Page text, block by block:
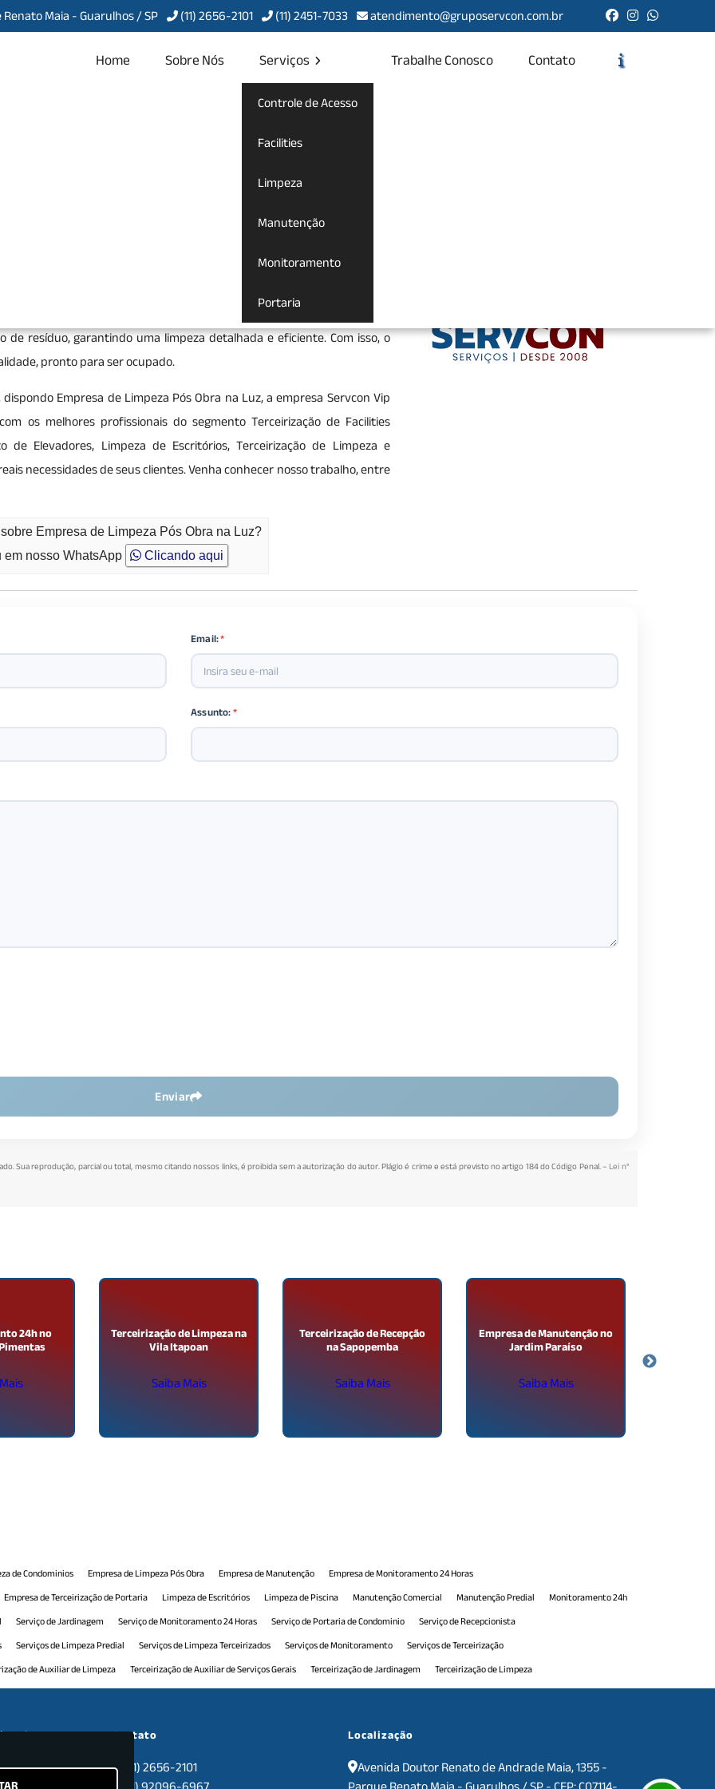
Maia - Guarulhos / SP (11) 2656-2101 (11) 2451-7033 atendimento@gruposervcon.com.br
Home Sobre Nós Serviços
Controle de Acesso
Facilities
Limpeza
Manutenção
Monitoramento
Portaria
Trabalhe Conosco Contato
Obra na Luz
para uso. Esse processo inclui a eliminação de poeira, restos de
serviço oferece a vantagem de profissionais capacitados que utilizam
resíduo, garantindo uma limpeza detalhada e eficiente. Com isso, o
pronto para ser ocupado.
Empresa de Limpeza Pós Obra na Luz, a empresa Servcon Vip
os melhores profissionais do segmento Terceirização de Facilities
Elevadores, Limpeza de Escritórios, Terceirização de Limpeza e
necessidades de seus clientes. Venha conhecer nosso trabalho, entre
Empresa de Limpeza Pós Obra na Luz?
em nosso WhatsApp Clicando aqui
Email:*
Assunto:*
Enviar
Sua reprodução, parcial ou total, mesmo citando nossos links, é proibida sem a autorização do autor. Plágio é crime e está previsto no artigo 184 do Código Penal. –Lei n°
24h no Terceirização de Limpeza na
Vila Itapoan
Saiba Mais
Terceirização de Recepção
na Sapopemba
Saiba Mais
Empresa de Manutenção no
Jardim Paraíso
Saiba Mais
de Condominios Empresa de Limpeza Pós Obra Empresa de Manutenção
Empresa de Monitoramento 24 Horas
Empresa de Terceirização de Portaria Limpeza de Escritórios Limpeza de Piscina Manutenção Comercial Manutenção Predial
Monitoramento 24h
Serviço de Jardinagem Serviço de Monitoramento 24 Horas Serviço de Portaria de Condominio
Serviço de Recepcionista
Serviços de Limpeza Predial Serviços de Limpeza Terceirizados Serviços de Monitoramento
Serviços de Terceirização
de Auxiliar de Limpeza Terceirização de Auxiliar de Serviços Gerais Terceirização de Jardinagem
Terceirização de Limpeza
Terceirização de Manutenção Predial Terceirização de Monitoramento Terceirização de Portaria
Terceirização de Portaria 24h
Contato
(11) 2656-2101
Localização
Avenida Doutor Renato de Andrade Maia, 1355 -